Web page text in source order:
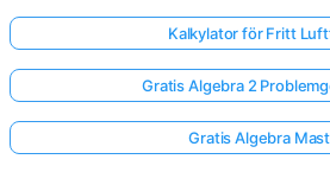
Kalkylator för Fritt
Gratis Algebra 2
Gratis Algebra